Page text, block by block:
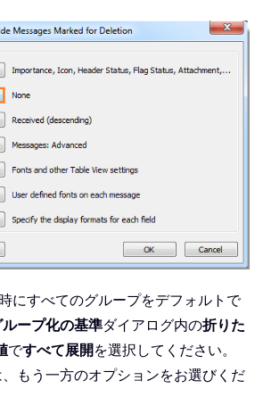
にすべてのグループをデフォルトで
ループ化の基準ダイアログ内の折りた
ですべて展開を選択してください。
もう一方のオプションをお選びくだ